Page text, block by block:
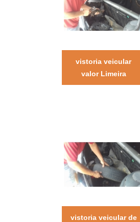
vistoria veicular
valor Limeira
vistoria veicular de